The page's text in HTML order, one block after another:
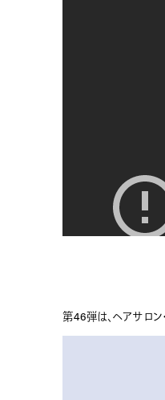
第46弾は、ヘアサロン